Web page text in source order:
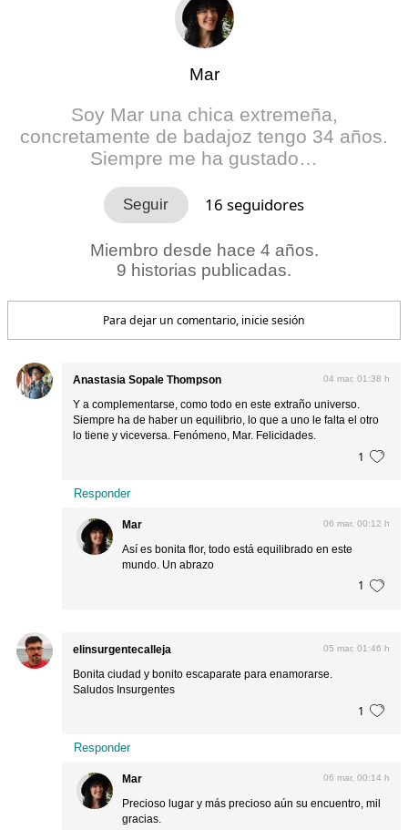
Mar
Soy Mar una chica extremeña,
concretamente de badajoz tengo 34 años.
Siempre me ha gustado…
16 seguidores
Miembro desde hace 4 años.
9 historias publicadas.
Para dejar un comentario, inicie sesión
Anastasia Sopale Thompson 04 mar, 01:38 h
Y a complementarse, como todo en este extraño universo.
Siempre ha de haber un equilibrio, lo que a uno le falta el otro
lo tiene y viceversa. Fenómeno, Mar. Felicidades.
1
Responder
Mar 06 mar, 00:12 h
Así es bonita flor, todo está equilibrado en este
mundo. Un abrazo
1
elinsurgentecalleja 05 mar, 01:46 h
Bonita ciudad y bonito escaparate para enamorarse.
Saludos Insurgentes
1
Responder
Mar 06 mar, 00:14 h
Precioso lugar y más precioso aún su encuentro, mil
gracias.